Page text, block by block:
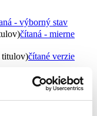
- výborný stav
čítaná - mierne
titulov)čítané verzie